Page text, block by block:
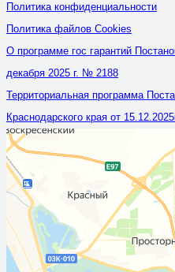
Политика конфиденциальности
Политика файлов Cookies
О программе гос гарантий
декабря 2025 г. № 2188
Территориальная программа
Краснодарского края от